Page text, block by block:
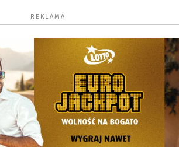
REKLAMA